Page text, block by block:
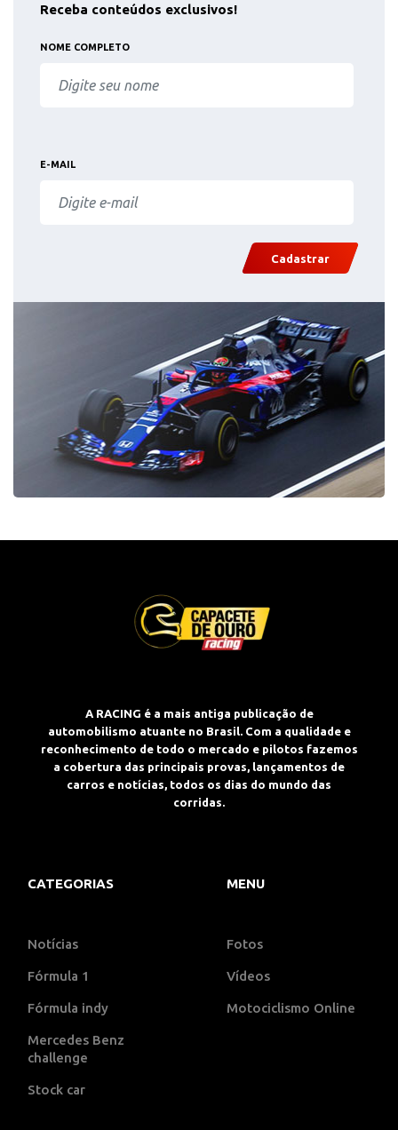
Receba conteúdos exclusivos!
NOME COMPLETO
E-MAIL
Cadastrar
A RACING é a mais antiga publicação de
automobilismo atuante no Brasil. Com a qualidade e
reconhecimento de todo o mercado e pilotos fazemos
a cobertura das principais provas, lançamentos de
carros e notícias, todos os dias do mundo das
corridas.
CATEGORIAS
Notícias
Fórmula 1
Fórmula indy
Mercedes Benz
challenge
Stock car
MENU
Fotos
Vídeos
Motociclismo Online